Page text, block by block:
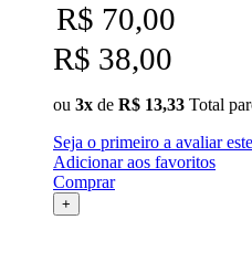
R$ 70,00
R$ 38,00
ou 3x de R$ 13,33 Total
Seja o primeiro a avaliar
Adicionar aos favoritos
Comprar
+